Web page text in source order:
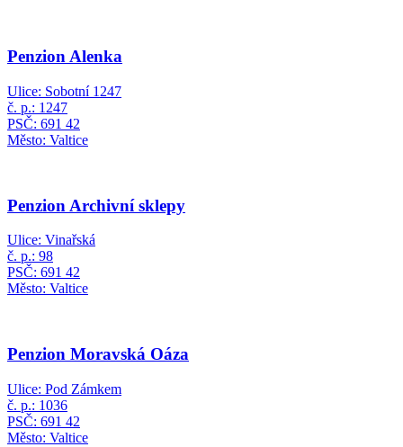
Penzion Alenka
Ulice: Sobotní 1247
č. p.: 1247
PSČ: 691 42
Město: Valtice
Penzion Archivní sklepy
Ulice: Vinařská
č. p.: 98
PSČ: 691 42
Město: Valtice
Penzion Moravská Oáza
Ulice: Pod Zámkem
č. p.: 1036
PSČ: 691 42
Město: Valtice